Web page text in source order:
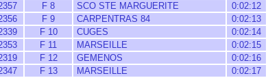
F 8 SCO STE MARGUERITE
0:02:12
F 9 CARPENTRAS 84
0:02:13
F 10 CUGES
0:02:14
F 11 MARSEILLE
0:02:15
F 12 GEMENOS
0:02:16
F 13 MARSEILLE
0:02:17